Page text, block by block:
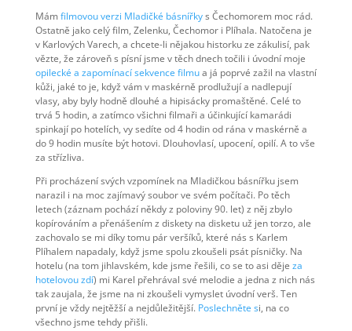
Mám filmovou verzi Mladičké básnířkys Čechomorem moc rád.
Ostatně jako celý film, Zelenku, Čechomor i Plíhala. Natočena je
v Karlových Varech, a chcete-li nějakou historku ze zákulisí, pak
vězte, že zároveň s písní jsme v těch dnech točili i úvodní moje
opilecké a zapomínací sekvence filmua já poprvé zažil na vlastní
kůži, jaké to je, když vám v maskérně prodlužují a nadlepují
vlasy, aby byly hodně dlouhé a hipisácky promaštěné. Celé to
trvá 5 hodin, a zatímco všichni filmaři a účinkující kamarádi
spinkají po hotelích, vy sedíte od 4 hodin od rána v maskérně a
do 9 hodin musíte být hotovi. Dlouhovlasí, upocení, opilí. A to vše
za střízliva.
Při procházení svých vzpomínek na Mladičkou básnířku jsem
narazil i na moc zajímavý soubor ve svém počítači. Po těch
letech (záznam pochází někdy z poloviny 90. let) z něj zbylo
kopírováním a přenášením z diskety na disketu už jen torzo, ale
zachovalo se mi díky tomu pár veršíků, které nás s Karlem
Plíhalem napadaly, když jsme spolu zkoušeli psát písničky. Na
hotelu (na tom jihlavském, kde jsme řešili, co se to asi děje za
hotelovou zdí) mi Karel přehrával své melodie a jedna z nich nás
tak zaujala, že jsme na ni zkoušeli vymyslet úvodní verš. Ten
první je vždy nejtěžší a nejdůležitější. Poslechněte si, na co
všechno jsme tehdy přišli.